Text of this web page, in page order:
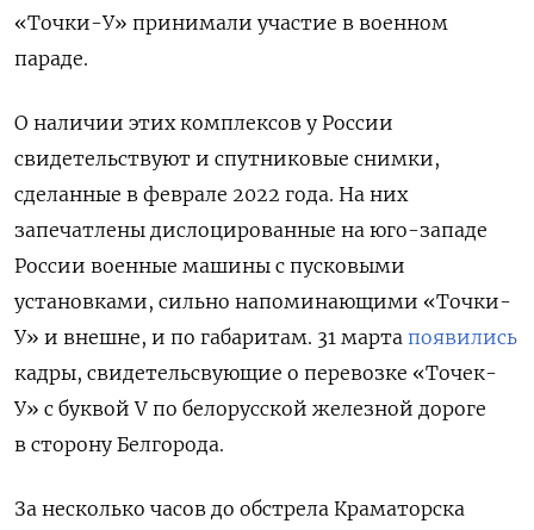
«Точки-У» принимали участие в военном
параде.
О наличии этих комплексов у России
свидетельствуют и спутниковые снимки,
сделанные в феврале 2022 года. На них
запечатлены дислоцированные на юго-западе
России военные машины с пусковыми
установками, сильно напоминающими «Точки-
У» и внешне, и по габаритам. 31 марта появились
кадры, свидетельсвующие о перевозке «Точек-
У» с буквой V по белорусской железной дороге
в сторону Белгорода.
За несколько часов до обстрела Краматорска